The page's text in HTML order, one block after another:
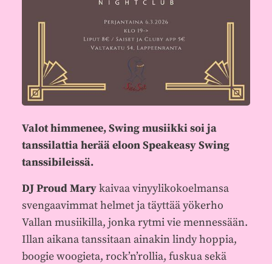
Valot himmenee, Swing musiikki soi ja
tanssilattia herää eloon Speakeasy Swing
tanssibileissä.
DJ Proud Marykaivaa vinyylikokoelmansa
svengaavimmat helmet ja täyttää yökerho
Vallan musiikilla, jonka rytmi vie mennessään.
Illan aikana tanssitaan ainakin lindy hoppia,
boogie woogieta, rock’n’rollia, fuskua sekä